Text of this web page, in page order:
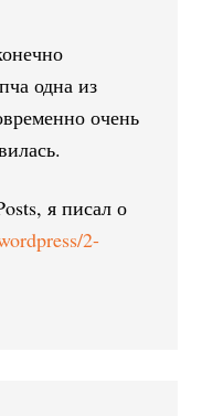
одна из
очень
я писал о
2-